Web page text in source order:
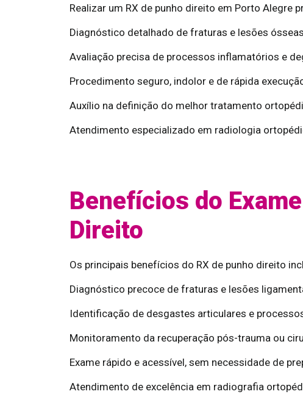
Realizar um RX de punho direito em Porto Alegre
Diagnóstico detalhado de fraturas e lesões
Avaliação precisa de processos inflamatórios e
Procedimento seguro, indolor e de rápida
Auxílio na definição do melhor tratamento
Atendimento especializado em radiologia
Benefícios do
Direito
Os principais benefícios do RX de punho direito
Diagnóstico precoce de fraturas e lesões
Identificação de desgastes articulares e
Monitoramento da recuperação pós-trauma ou
Exame rápido e acessível, sem necessidade de
Atendimento de excelência em radiografia